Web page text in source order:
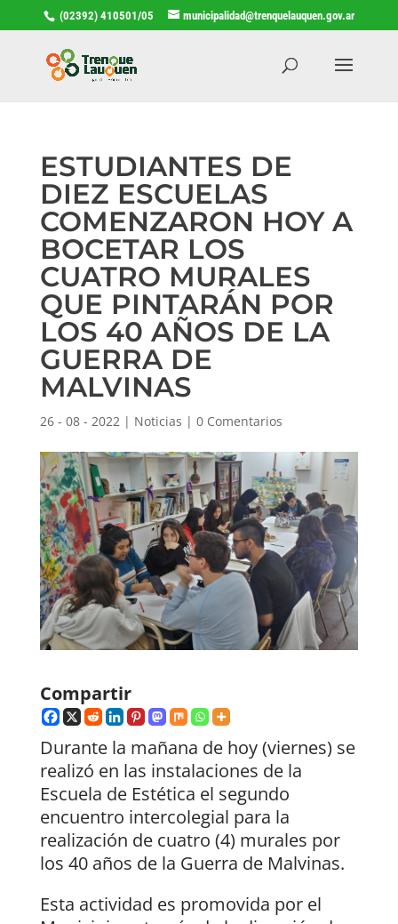
(02392) 410501/05 municipalidad@trenquelauquen.gov.ar
ESTUDIANTES DE
DIEZ ESCUELAS
COMENZARON HOY A
BOCETAR LOS
CUATRO MURALES
QUE PINTARÁN POR
LOS 40 AÑOS DE LA
GUERRA DE
MALVINAS
26 - 08 - 2022 | Noticias | 0 Comentarios
Compartir
Durante la mañana de hoy (viernes) se
realizó en las instalaciones de la
Escuela de Estética el segundo
encuentro intercolegial para la
realización de cuatro (4) murales por
los 40 años de la Guerra de Malvinas.
Esta actividad es promovida por el